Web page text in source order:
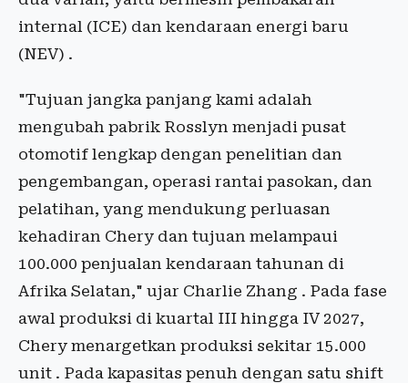
internal (ICE) dan kendaraan energi baru
(NEV) .
"Tujuan jangka panjang kami adalah
mengubah pabrik Rosslyn menjadi pusat
otomotif lengkap dengan penelitian dan
pengembangan, operasi rantai pasokan, dan
pelatihan, yang mendukung perluasan
kehadiran Chery dan tujuan melampaui
100.000 penjualan kendaraan tahunan di
Afrika Selatan," ujar Charlie Zhang . Pada fase
awal produksi di kuartal III hingga IV 2027,
Chery menargetkan produksi sekitar 15.000
unit . Pada kapasitas penuh dengan satu shift